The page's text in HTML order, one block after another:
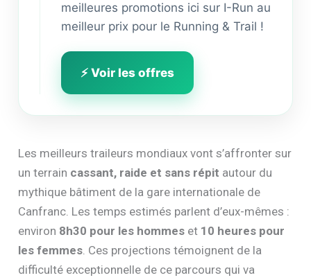
meilleures promotions ici sur I-Run au
meilleur prix pour le Running & Trail !
⚡ Voir les offres
Les meilleurs traileurs mondiaux vont s’affronter sur
un terrain cassant, raide et sans répit autour du
mythique bâtiment de la gare internationale de
Canfranc. Les temps estimés parlent d’eux-mêmes :
environ 8h30 pour les hommes et 10 heures pour
les femmes. Ces projections témoignent de la
difficulté exceptionnelle de ce parcours qui va